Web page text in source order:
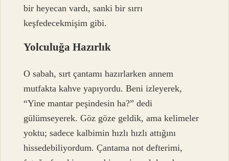
bir heyecan vardı, sanki bir sırrı
keşfedecekmişim gibi.
Yolculuğa Hazırlık
O sabah, sırt çantamı hazırlarken annem
mutfakta kahve yapıyordu. Beni izleyerek,
“Yine mantar peşindesin ha?” dedi
gülümseyerek. Göz göze geldik, ama kelimeler
yoktu; sadece kalbimin hızlı hızlı attığını
hissedebiliyordum. Çantama not defterimi,